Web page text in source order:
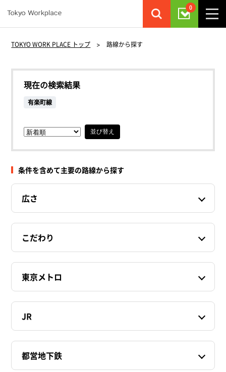
0
TOKYO WORK PLACE トップ >路線から探す
現在の検索結果
有楽町線
並び替え
条件を含めて主要の路線から探す
広さ
こだわり
東京メトロ
JR
都営地下鉄